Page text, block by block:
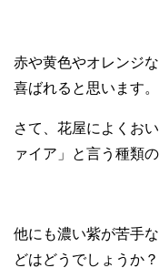
赤や黄色やオレンジ
喜ばれると思います。
さて、花屋によくお
ァイア」と言う種類の
他にも濃い紫が苦手
どはどうでしょうか？